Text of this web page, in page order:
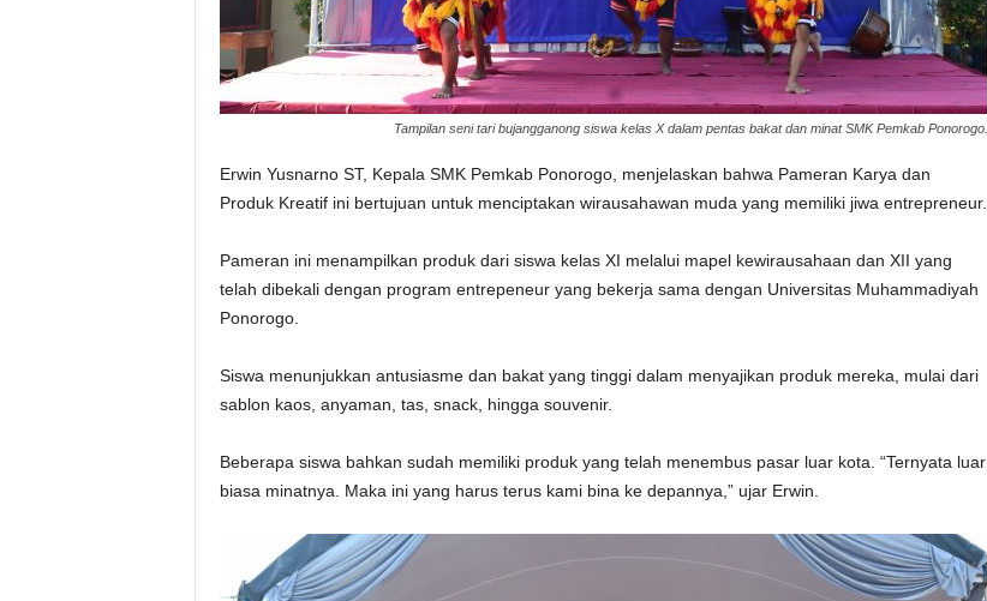
Tampilan seni tari bujangganong siswa kelas X dalam pentas bakat dan minat SMK Pemkab Ponorogo.
Erwin Yusnarno ST, Kepala SMK Pemkab Ponorogo, menjelaskan bahwa Pameran Karya dan
Produk Kreatif ini bertujuan untuk menciptakan wirausahawan muda yang memiliki jiwa entrepreneur.
Pameran ini menampilkan produk dari siswa kelas XI melalui mapel kewirausahaan dan XII yang
telah dibekali dengan program entrepeneur yang bekerja sama dengan Universitas Muhammadiyah
Ponorogo.
Siswa menunjukkan antusiasme dan bakat yang tinggi dalam menyajikan produk mereka, mulai dari
sablon kaos, anyaman, tas, snack, hingga souvenir.
Beberapa siswa bahkan sudah memiliki produk yang telah menembus pasar luar kota. “Ternyata luar
biasa minatnya. Maka ini yang harus terus kami bina ke depannya,” ujar Erwin.